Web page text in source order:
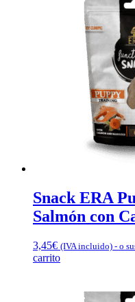
Snack ERA
Salmón con
3,45€ (IVA incluido) - o
carrito